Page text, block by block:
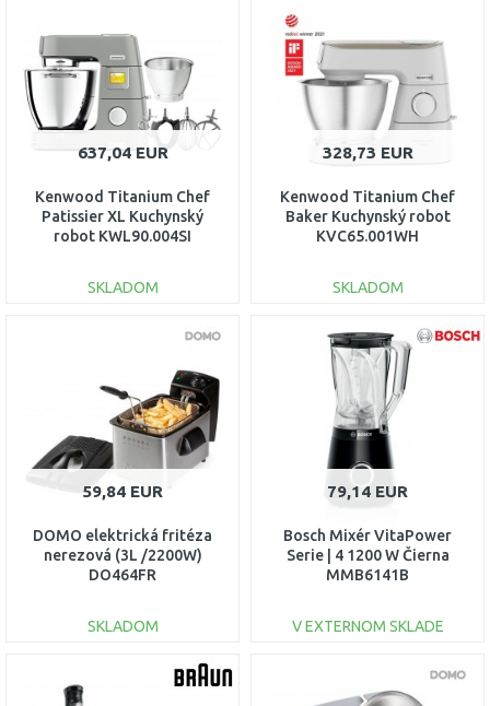
Porovnať
637,04 EUR
Kenwood Titanium Chef
Patissier XL Kuchynský
robot KWL90.004SI
SKLADOM
328,73 EUR
Kenwood Titanium Chef
Baker Kuchynský robot
KVC65.001WH
SKLADOM
DO KOŠÍKA
Porovnať
59,84 EUR
DOMO elektrická fritéza
nerezová (3L /2200W)
DO464FR
SKLADOM
DO KOŠÍKA
79,14 EUR
Bosch Mixér VitaPower
Serie | 4 1200 W Čierna
MMB6141B
V EXTERNOM SKLADE